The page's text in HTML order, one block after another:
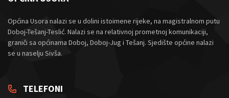
Općina Usora nalazi se u dolini istoimene rijeke, na magistralnom putu
Doboj-Tešanj-Teslić. Nalazi se na relativnoj prometnoj komunikaciji,
graniči sa općinama Doboj, Doboj-Jug i Tešanj. Sjedište općine nalazi
se u naselju Sivša.
TELEFONI